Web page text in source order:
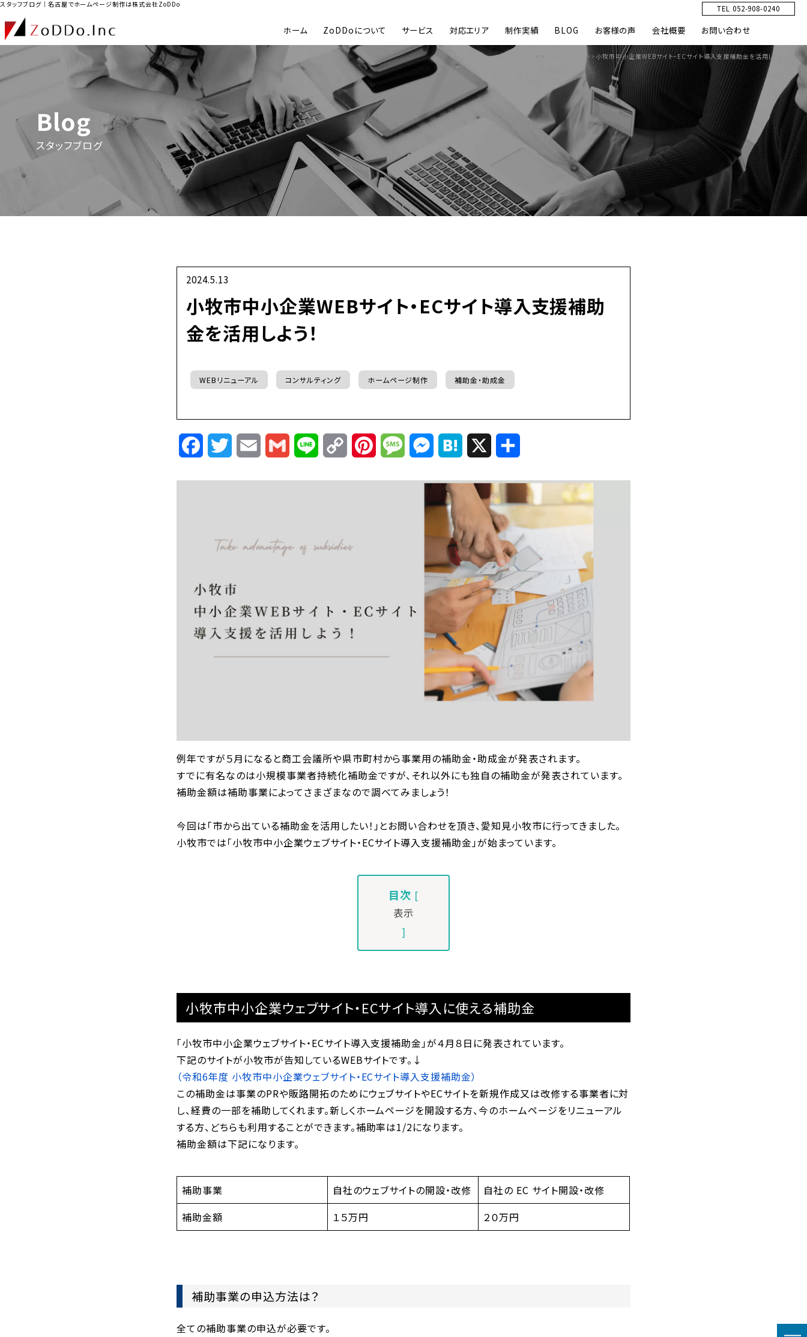
スタッフブログ｜名古屋でホームページ制作は株式会社ZoDDo
ホーム ZoDDoについて サービス 対応エリア 制作実績 BLOG お客様の声 会社概要 お問い合わせ
TEL 052-908-0240
Blog
スタッフブログ
>> 小牧市中小企業WEBサイト・ECサイト導入支援補助金を活用しよう！
2024.5.13
小牧市中小企業WEBサイト・ECサイト導入支援補助
金を活用しよう！
WEBリニューアル コンサルティング ホームページ制作 補助金・助成金
FacebookTwitterEmail Gmail Line
Copy
Link
PinterestMessageMessenger
Hatena
例年ですが５月になると商工会議所や県市町村から事業用の補助金・助成金が発表されます。
すでに有名なのは小規模事業者持続化補助金ですが、それ以外にも独自の補助金が発表されています。
補助金額は補助事業によってさまざまなので調べてみましょう！
今回は「市から出ている補助金を活用したい！」とお問い合わせを頂き、愛知見小牧市に行ってきました。
小牧市では「小牧市中小企業ウェブサイト・ECサイト導入支援補助金」が始まっています。
目次 [
表示
]
小牧市中小企業ウェブサイト・ECサイト導入に使える補助金
「小牧市中小企業ウェブサイト・ECサイト導入支援補助金」が４月８日に発表されています。
下記のサイトが小牧市が告知しているWEBサイトです。↓
（令和6年度 小牧市中小企業ウェブサイト・ECサイト導入支援補助金）
この補助金は事業のPRや販路開拓のためにウェブサイトやECサイトを新規作成又は改修する事業者に対
し、経費の一部を補助してくれます。新しくホームページを開設する方、今のホームページをリニューアル
する方、どちらも利用することができます。補助率は1/2になります。
補助金額は下記になります。
補助事業 自社のウェブサイトの開設・改修
自社の EC サイト開設・改修
補助金額
１５万円 ２０万円
補助事業の申込方法は？
全ての補助事業の申込が必要です。